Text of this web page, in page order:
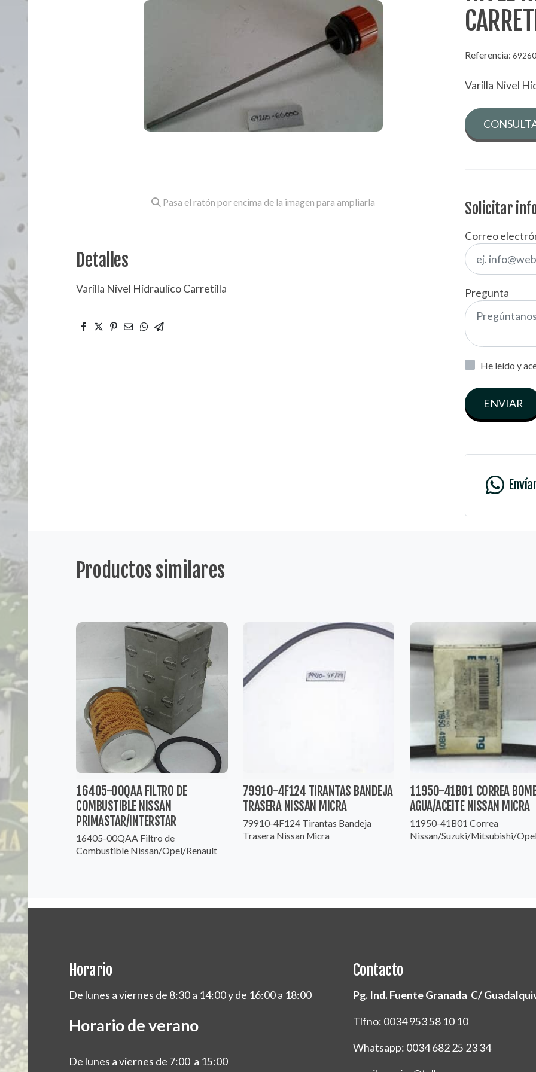
Pasa el ratón por encima de la imagen para ampliarla
Detalles
Varilla Nivel Hidraulico Carretilla
Referencia:
Varilla Nivel
Solicitar
Correo
Pregunta
He leído y
ENVIAR
Productos similares
16405-00QAA FILTRO DE
COMBUSTIBLE NISSAN
PRIMASTAR/INTERSTAR
16405-00QAA Filtro de
Combustible Nissan/Opel/Renault
79910-4F124 TIRANTAS BANDEJA
TRASERA NISSAN MICRA
79910-4F124 Tirantas Bandeja
Trasera Nissan Micra
11950-41B01 CORREA
AGUA/ACEITE NISSAN MICRA
11950-41B01 Correa
Nissan/Suzuki/Mitsubishi/
Horario
De lunes a viernes de 8:30 a 14:00 y de 16:00 a 18:00
Horario de verano
De lunes a viernes de 7:00 a 15:00
Contacto
Pg. Ind. Fuente Granada C/
Tlfno: 0034 953 58 10 10
Whatsapp: 0034 682 25 23 34